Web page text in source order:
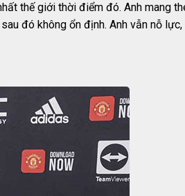
thế giới thời điểm đó. Anh mang
đó không ổn định. Anh vẫn nỗ